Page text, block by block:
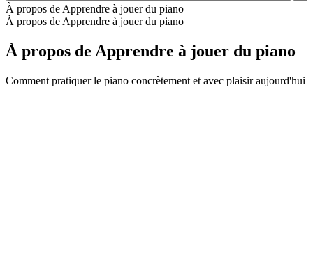
À propos de Apprendre à jouer du piano
À propos de Apprendre à jouer du piano
À propos de Apprendre à jouer du piano
Comment pratiquer le piano concrètement et avec plaisir aujourd'hui